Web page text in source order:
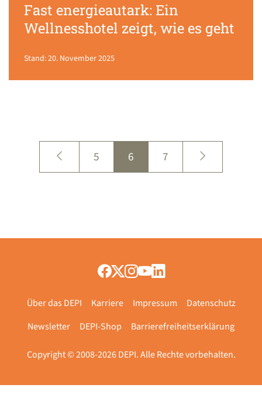
Fast energieautark: Ein
Wellnesshotel zeigt, wie es geht
Stand: 20. November 2025
5 6 7
Copyright © 2008-2026 DEPI. Alle Rechte vorbehalten.
Über das DEPI Karriere Impressum
Datenschutz
Newsletter
DEPI-Shop Barrierefreiheitserklärung